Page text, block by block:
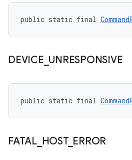
public static final
DEVICE UNRESPONSIVE
public static final
FATAL_ HOST_ ERROR